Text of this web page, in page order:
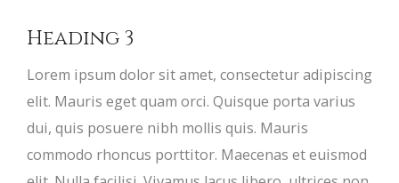
Heading 3
Lorem ipsum dolor sit amet, consectetur adipiscing
elit. Mauris eget quam orci. Quisque porta varius
dui, quis posuere nibh mollis quis. Mauris
commodo rhoncus porttitor. Maecenas et euismod